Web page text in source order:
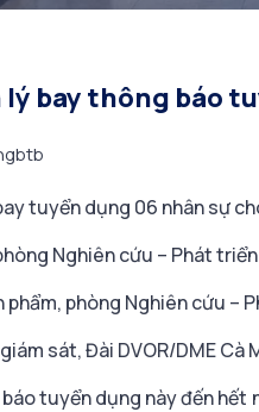
bay thông báo
tuyển dụng 06 nhân sự
Nghiên cứu – Phát
phòng Nghiên cứu –
sát, Đài DVOR/DME Cà
tuyển dụng này đến